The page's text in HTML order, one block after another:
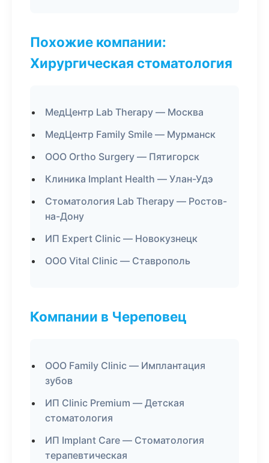
Похожие компании:
Хирургическая стоматология
МедЦентр Lab Therapy — Москва
МедЦентр Family Smile — Мурманск
ООО Ortho Surgery — Пятигорск
Клиника Implant Health — Улан-Удэ
Стоматология Lab Therapy — Ростов-
на-Дону
ИП Expert Clinic — Новокузнецк
ООО Vital Clinic — Ставрополь
Компании в Череповец
ООО Family Clinic — Имплантация
зубов
ИП Clinic Premium — Детская
стоматология
ИП Implant Care — Стоматология
терапевтическая